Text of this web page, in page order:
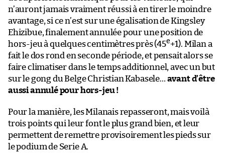
n’auront jamais vraiment réussi à en tirer le moindre
avantage, si ce n’est sur une égalisation de Kingsley
Ehizibue, finalement annulée pour une position de
hors-jeu à quelques centimètres près (45e+1). Milan a
fait le dos rond en seconde période, et pensait alors se
faire climatiser dans le temps additionnel, avec un but
sur le gong du Belge Christian Kabasele… avant d’être
aussi annulé pour hors-jeu !
Pour la manière, les Milanais repasseront, mais voilà
trois points qui leur font le plus grand bien, et leur
permettent de remettre provisoirement les pieds sur
le podium de Serie A.